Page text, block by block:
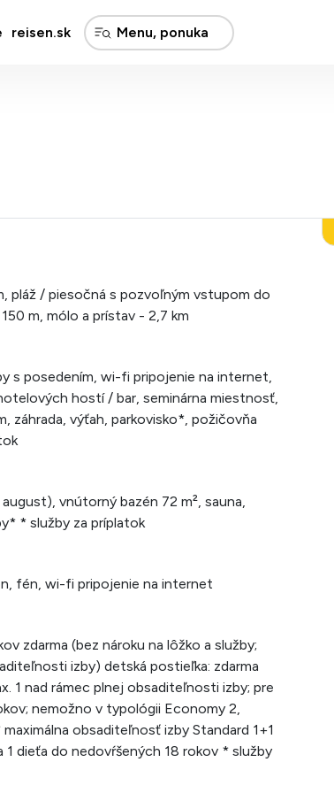
reisen.sk
pláž / piesočná s pozvoľným vstupom do
m, mólo a prístav - 2,7 km
s posedením, wi-fi pripojenie na internet,
hostí / bar, seminárna miestnosť,
záhrada, výťah, parkovisko*, požičovňa
vnútorný bazén 72 m², sauna,
* služby za príplatok
fén, wi-fi pripojenie na internet
zdarma (bez nároku na lôžko a služby;
izby) detská postieľka: zdarma
1 nad rámec plnej obsaditeľnosti izby; pre
nemožno v typológii Economy 2,
obsaditeľnosť izby Standard 1+1
1 dieťa do nedovŕšených 18 rokov * služby